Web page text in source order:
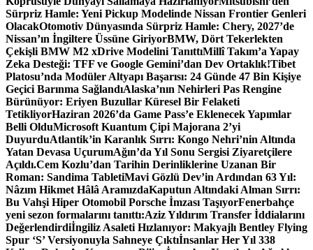
Sürpriz Hamle: Yeni Pickup Modelinde Nissan Frontier Genleri
OlacakOtomotiv Dünyasında Sürpriz Hamle: Chery, 2027’de
Nissan’ın İngiltere Üssüne GiriyorBMW, Dört Tekerlekten
Çekişli BMW M2 xDrive Modelini TanıttıMillî Takım’a Yapay
Zeka Desteği: TFF ve Google Gemini’dan Dev Ortaklık!Tibet
Platosu’nda Modüler Altyapı Başarısı: 24 Günde 47 Bin Kişiye
Geçici Barınma SağlandıAlaska’nın Nehirleri Pas Rengine
Bürünüyor: Eriyen Buzullar Küresel Bir Felaketi
TetikliyorHaziran 2026’da Game Pass’e Eklenecek Yapımlar
Belli OlduMicrosoft Kuantum Çipi Majorana 2’yi
DuyurduAtlantik’in Karanlık Sırrı: Kongo Nehri’nin Altında
Yatan Devasa UçurumAğın’da Yıl Sonu Sergisi Ziyaretçilere
Açıldı.Cem Kozlu’dan Tarihin Derinliklerine Uzanan Bir
Roman: Sandima TabletiMavi Gözlü Dev’in Ardından 63 Yıl:
Nâzım Hikmet Hâlâ AramızdaKaputun Altındaki Alman Sırrı:
Bu Vahşi Hiper Otomobil Porsche İmzası TaşıyorFenerbahçe
yeni sezon formalarını tanıttı:Aziz Yıldırım Transfer İddialarını
Değerlendirdiİngiliz Asaleti Hızlanıyor: Makyajlı Bentley Flying
Spur ‘S’ Versiyonuyla Sahneye Çıktıİnsanlar Her Yıl 338